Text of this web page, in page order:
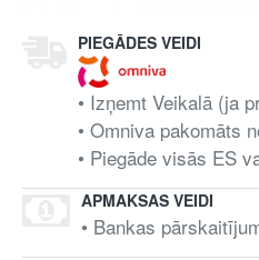
PIEGĀDES VEIDI
• Izņemt Veikalā (ja
• Omniva pakomāts
• Piegāde visās ES
APMAKSAS VEIDI
• Bankas